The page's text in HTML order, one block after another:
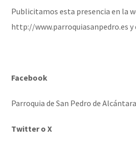
Publicitamos esta presencia en la
http://www.parroquiasanpedro.es y
Facebook
Parroquia de San Pedro de
Twitter o X